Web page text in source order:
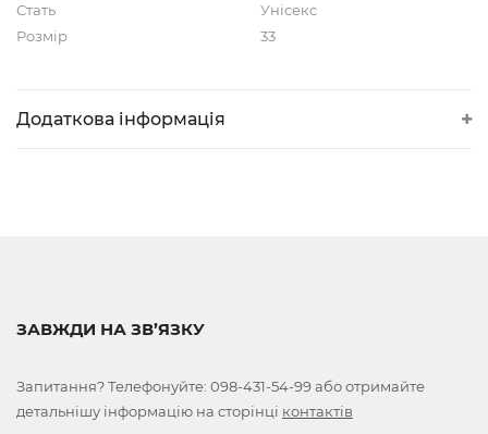
Стать
Унісекс
Розмір
33
Додаткова інформація
ЗАВЖДИ НА ЗВ’ЯЗКУ
Запитання? Телефонуйте: 098-431-54-99або отримайте
детальнішу інформацію на сторінці контактів